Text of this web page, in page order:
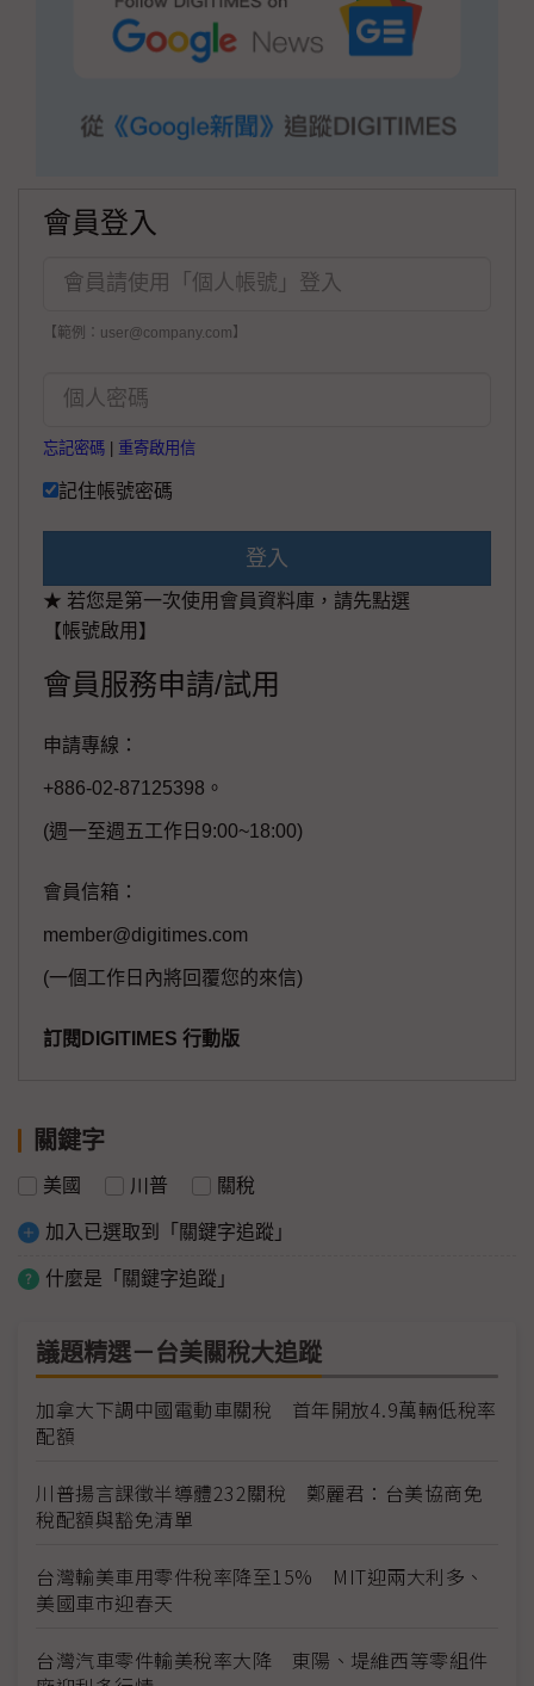
會員登入
【範例：user@company.com】
忘記密碼 重寄啟用信
記住帳號密碼
登入
★ 若您是第一次使用會員資料庫，請先點選
【帳號啟用】
會員服務申請/試用
申請專線：
+886-02-87125398。
(週一至週五工作日9:00~18:00)
會員信箱：
member@digitimes.com
(一個工作日內將回覆您的來信)
訂閱DIGITIMES 行動版
關鍵字
美國 川普 關稅
加入已選取到「關鍵字追蹤」
什麼是「關鍵字追蹤」
議題精選－台美關稅大追蹤
加拿大下調中國電動車關稅 首年開放4.9萬輛低稅率
配額
川普揚言課徵半導體232關稅 鄭麗君：台美協商免
稅配額與豁免清單
台灣輸美車用零件稅率降至15% MIT迎兩大利多、
美國車市迎春天
台灣汽車零件輸美稅率大降 東陽、堤維西等零組件